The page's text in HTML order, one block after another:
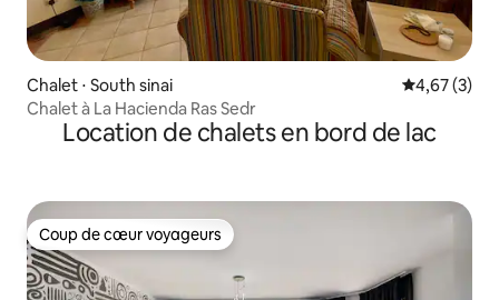
Chalet ⋅ South sinai Évaluation
4,67 (3)
Chalet à La Hacienda Ras Sedr
Location de chalets en bord de lac
Coup de cœur voyageurs
Coup de cœur voyageurs